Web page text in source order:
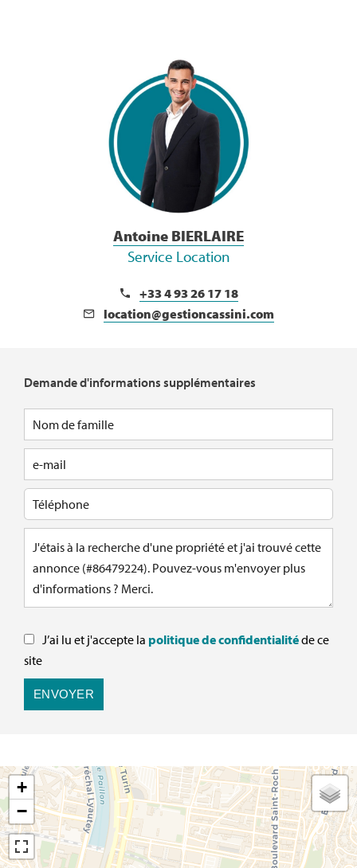
Demande d'informations supplémentaires
J’ai lu et j'accepte la politique de confidentialitéde ce
site
ENVOYER
Voir la Bio
Antoine BIERLAIRE
Service Location
+33 4 93 26 17 18
location@gestioncassini.com
+
−